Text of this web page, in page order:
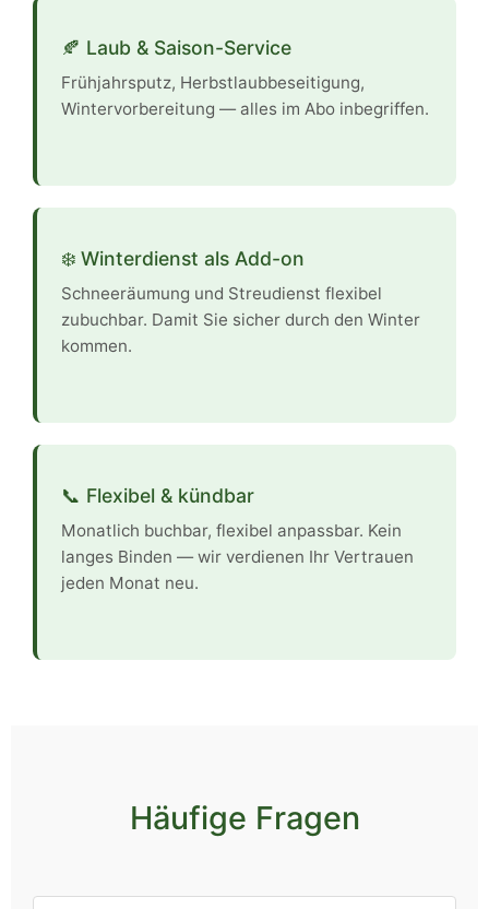
🍂 Laub & Saison-Service
Frühjahrsputz, Herbstlaubbeseitigung,
Wintervorbereitung — alles im Abo inbegriffen.
❄️ Winterdienst als Add-on
Schneeräumung und Streudienst flexibel
zubuchbar. Damit Sie sicher durch den Winter
kommen.
📞 Flexibel & kündbar
Monatlich buchbar, flexibel anpassbar. Kein
langes Binden — wir verdienen Ihr Vertrauen
jeden Monat neu.
Häufige Fragen